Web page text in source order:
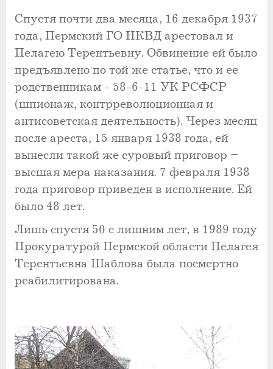
Спустя почти два месяца, 16 декабря 1937
года, Пермский ГО НКВД арестовал и
Пелагею Терентьевну. Обвинение ей было
предъявлено по той же статье, что и ее
родственникам - 58-6-11 УК РСФСР
(шпионаж, контрреволюционная и
антисоветская деятельность). Через месяц
после ареста, 15 января 1938 года, ей
вынесли такой же суровый приговор –
высшая мера наказания. 7 февраля 1938
года приговор приведен в исполнение. Ей
было 48 лет.
Лишь спустя 50 с лишним лет, в 1989 году
Прокуратурой Пермской области Пелагея
Терентьевна Шаблова была посмертно
реабилитирована.